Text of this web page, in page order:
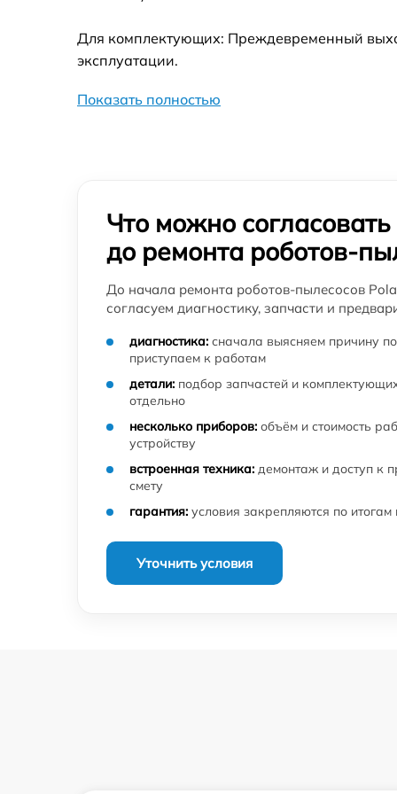
Замена комплекта щеток робота-пылесоса
Polaris
Замена датчиков робота-пылесоса Polaris
Ремонт двигателя робота-пылесоса Polaris
Замена щёток робота-пылесоса Polaris
Сервисное обслуживание робота-пылесоса
Polaris
Для комплектующих: Преждевременный
эксплуатации.
Показать полностью
Что можно согласовать
до ремонта роботов-
До начала ремонта роботов-пылесосов
согласуем диагностику, запчасти и
диагностика: сначала выясняем причину
приступаем к работам
детали: подбор запчастей и
отдельно
несколько приборов: объём и стоимость
устройству
встроенная техника: демонтаж и доступ к
смету
гарантия: условия закрепляются по
Уточнить условия